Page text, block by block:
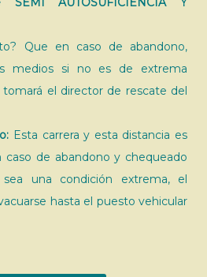
Que en caso de abandono,
medios si no es de extrema
el director de rescate del
Esta carrera y esta distancia es
caso de abandono y chequeado
una condición extrema, el
hasta el puesto vehicular